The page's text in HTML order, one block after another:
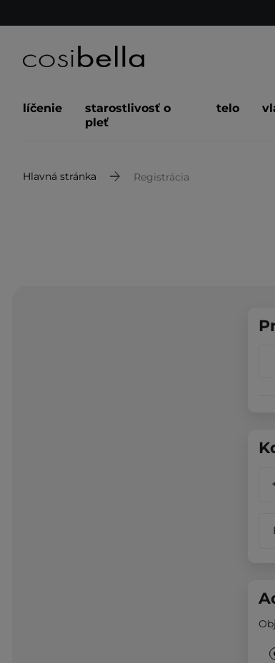
líčenie
starostlivosť o
pleť
telo
Hlavná stránka Registrácia